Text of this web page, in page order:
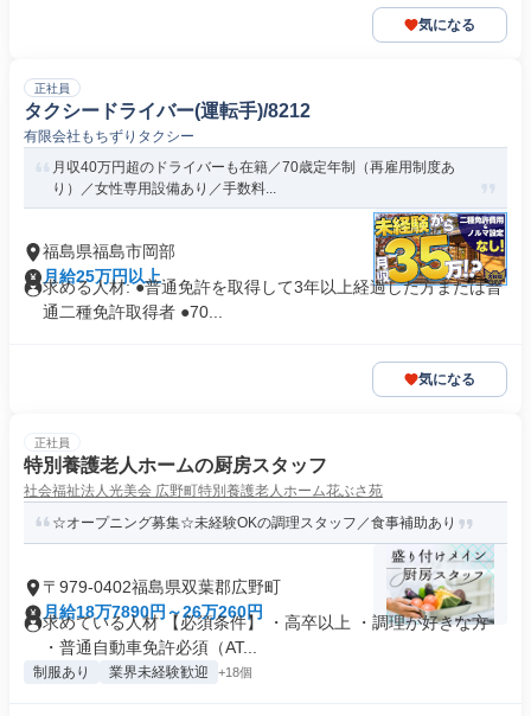
気になる
正社員
タクシードライバー(運転手)/8212
有限会社もちずりタクシー
月収40万円超のドライバーも在籍／70歳定年制（再雇用制度あ
り）／女性専用設備あり／手数料...
福島県福島市岡部
月給25万円以上
求める人材: ●普通免許を取得して3年以上経過した方または普
通二種免許取得者 ●70...
気になる
正社員
特別養護老人ホームの厨房スタッフ
社会福祉法人光美会 広野町特別養護老人ホーム花ぶさ苑
☆オープニング募集☆未経験OKの調理スタッフ／食事補助あり
〒979-0402福島県双葉郡広野町
月給18万7890円～26万260円
求めている人材 【必須条件】 ・高卒以上 ・調理が好きな方
・普通自動車免許必須（AT...
制服あり 業界未経験歓迎 +18個